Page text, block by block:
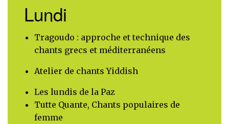
Lundi
Tragoudo : approche et technique des
chants grecs et méditerranéens
Atelier de chants Yiddish
Les lundis de la Paz
Tutte Quante, Chants populaires de
femme